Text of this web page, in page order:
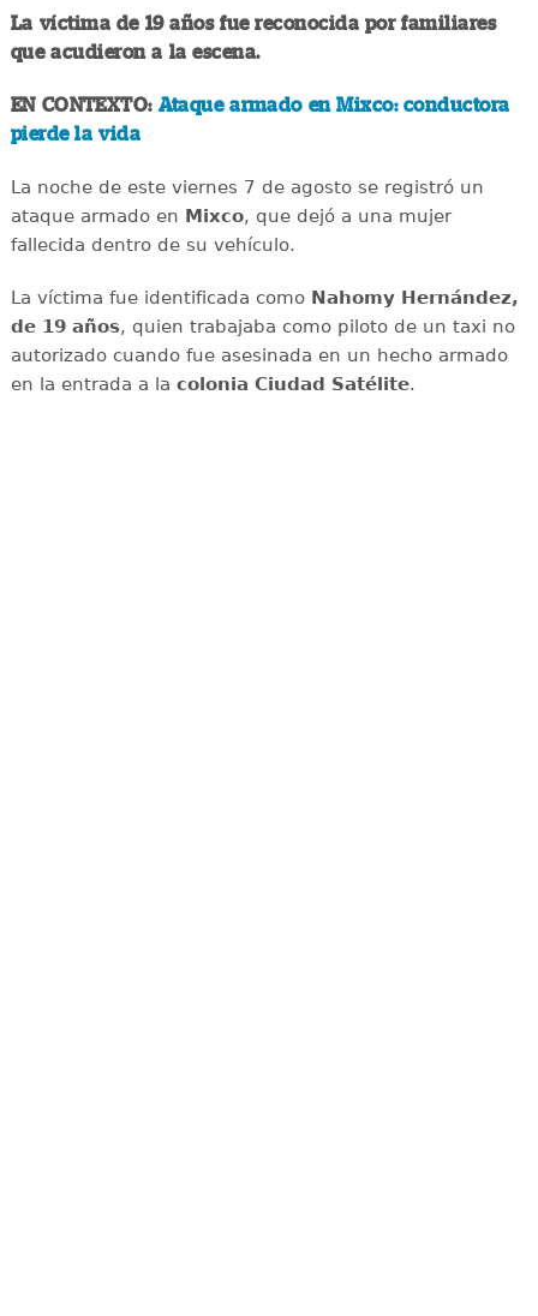
La víctima de 19 años fue reconocida por familiares
que acudieron a la escena.
EN CONTEXTO: Ataque armado en Mixco: conductora
pierde la vida
La noche de este viernes 7 de agosto se registró un
ataque armado en Mixco, que dejó a una mujer
fallecida dentro de su vehículo.
La víctima fue identificada como Nahomy Hernández,
de 19 años, quien trabajaba como piloto de un taxi no
autorizado cuando fue asesinada en un hecho armado
en la entrada a la colonia Ciudad Satélite.